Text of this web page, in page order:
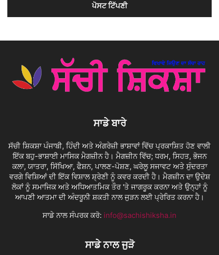
ਸਾਡੇ ਬਾਰੇ
ਸੱਚੀ ਸ਼ਿਕਸ਼ਾ ਪੰਜਾਬੀ, ਹਿੰਦੀ ਅਤੇ ਅੰਗਰੇਜ਼ੀ ਭਾਸ਼ਾਵਾਂ ਵਿੱਚ ਪ੍ਰਕਾਸ਼ਿਤ ਹੋਣ ਵਾਲੀ
ਇੱਕ ਬਹੁ-ਭਾਸ਼ਾਈ ਮਾਸਿਕ ਮੈਗਜ਼ੀਨ ਹੈ। ਮੈਗਜ਼ੀਨ ਵਿੱਚ; ਧਰਮ, ਸਿਹਤ, ਭੋਜਨ
ਕਲਾ, ਯਾਤਰਾ, ਸਿੱਖਿਆ, ਫੈਸ਼ਨ, ਪਾਲਣ-ਪੋਸ਼ਣ, ਘਰੇਲੂ ਸਜਾਵਟ ਅਤੇ ਸੁੰਦਰਤਾ
ਵਰਗੇ ਵਿਸ਼ਿਆਂ ਦੀ ਇੱਕ ਵਿਸ਼ਾਲ ਸ਼੍ਰੇਣੀ ਨੂੰ ਕਵਰ ਕਰਦੀ ਹੈ। ਮੈਗਜ਼ੀਨ ਦਾ ਉਦੇਸ਼
ਲੋਕਾਂ ਨੂੰ ਸਮਾਜਿਕ ਅਤੇ ਅਧਿਆਤਮਿਕ ਤੌਰ 'ਤੇ ਜਾਗਰੂਕ ਕਰਨਾ ਅਤੇ ਉਨ੍ਹਾਂ ਨੂੰ
ਆਪਣੀ ਆਤਮਾ ਦੀ ਅੰਦਰੂਨੀ ਸ਼ਕਤੀ ਨਾਲ ਜੁੜਨ ਲਈ ਪ੍ਰੇਰਿਤ ਕਰਨਾ ਹੈ।
ਸਾਡੇ ਨਾਲ ਸੰਪਰਕ ਕਰੋ: info@sachishiksha.in
ਸਾਡੇ ਨਾਲ ਜੁੜੋ